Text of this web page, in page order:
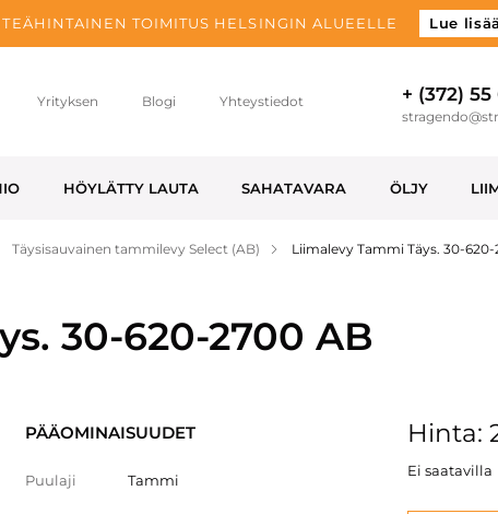
TOIMITUS HELSINGIN ALUEELLE Lue lisää
Yrityksen Blogi Yhteystiedot + (372) 55
HÖYLÄTTY LAUTA SAHATAVARA ÖLJY
Täysisauvainen tammilevy Select (AB) Liimalevy Tammi Täys. 30-
30-620-2700 AB
PÄÄOMINAISUUDET
Puulaji Tammi
Hinta:
Ei saatavilla